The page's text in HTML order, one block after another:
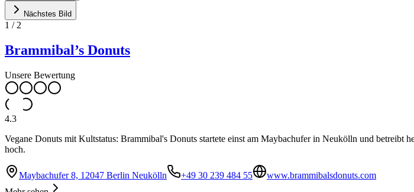
Nächstes Bild
1 / 2
Brammibal’s Donuts
Unsere Bewertung
4.3
Vegane Donuts mit Kultstatus: Brammibal's Donuts startete einst am Maybachufer in Neukölln und
hoch.
Maybachufer 8, 12047 Berlin Neukölln +49 30 239 484 55
www.brammibalsdonuts.com